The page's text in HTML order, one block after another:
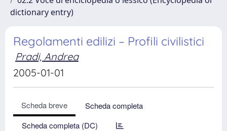
dictionary entry)
Regolamenti edilizi – Profili civilistici
Pradi, Andrea
2005-01-01
Scheda breve
Scheda completa
Scheda completa (DC)